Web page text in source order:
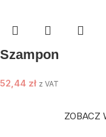
Szampon
52,44 zł z VAT
ZOBACZ